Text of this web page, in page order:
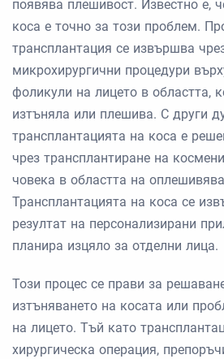
появява плешивост. Известно е,
коса е точно за този проблем.
трансплантация се извършва
микрохирургични процедури
фоликули на лицето в областта,
изтъняла или плешива. С други
трансплантацията на коса е
чрез трансплантиране на
човека в областта на
Трансплантацията на коса се
резултат на персонализирани
планира изцяло за отделни лица.
Този процес се прави за
изтъняването на косата или
на лицето. Тъй като
хирургическа операция,